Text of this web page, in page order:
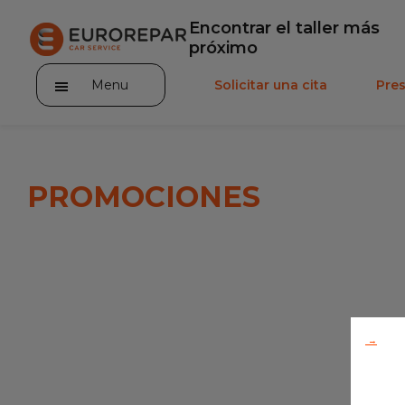
Encontrar el taller más
próximo
Menu Solicitar una cita
PROMOCIONES
→